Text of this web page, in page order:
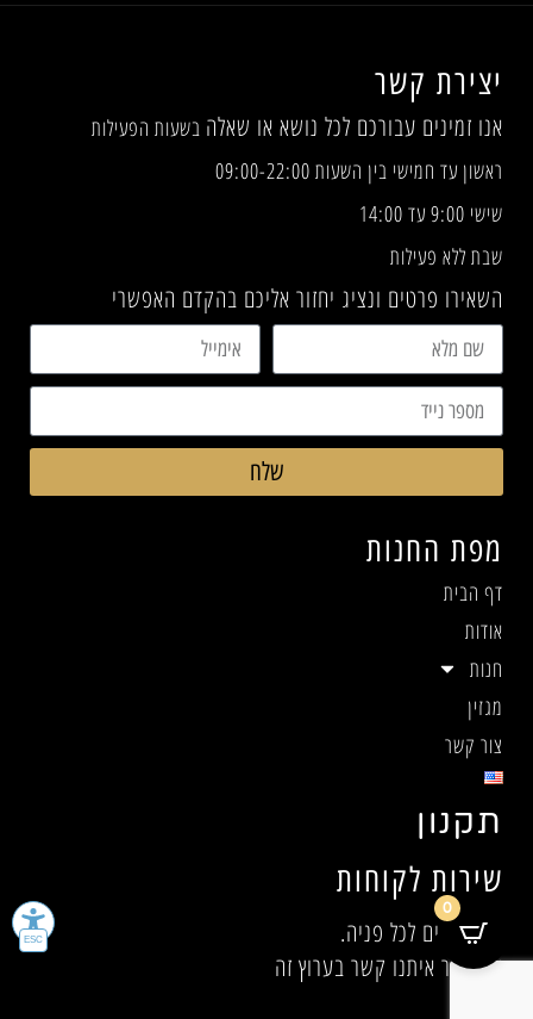
שירות לקוחות
אנו זמינים לכל פניה.
אנא צור איתנו קשר בערוץ זה
מפת החנות
דף הבית
אודות
חנות
מגזין
צור קשר
תקנון
יצירת קשר
אנו זמינים עבורכם לכל נושא או שאלה בשעות הפעילות
ראשון עד חמישי בין השעות 09:00-22:00
שישי 9:00 עד 14:00
שבת ללא פעילות
השאירו פרטים ונציג יחזור אליכם בהקדם האפשרי
שלח
0